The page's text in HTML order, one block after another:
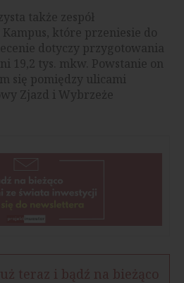
także zespół
które przeniesie do
dotyczy przygotowania
19,2 tys. mkw. Powstanie on
się pomiędzy ulicami
Zjazd i Wybrzeże
teraz i bądź na bieżąco